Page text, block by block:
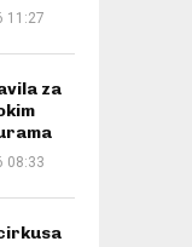
11:27
za
08:33